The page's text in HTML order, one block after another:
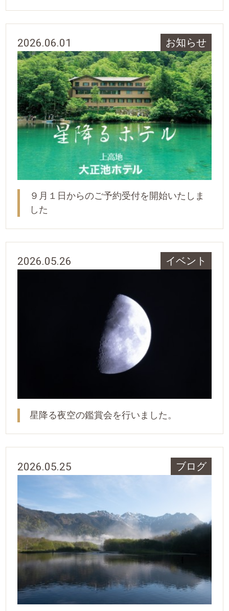
2026.06.01 お知らせ
９月１日からのご予約受付を開始いたしま
した
2026.05.26 イベント
星降る夜空の鑑賞会を行いました。
2026.05.25 ブログ